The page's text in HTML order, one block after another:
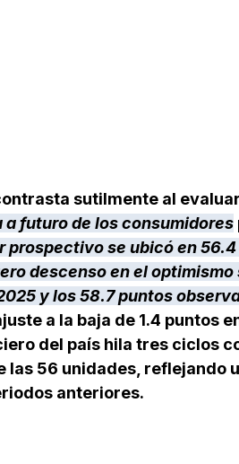
sutilmente al
futuro de los consumidores
prospectivo se ubicó en
descenso en el
y los 58.7 puntos
a la baja de 1.4 puntos
del país hila tres ciclos
las 56 unidades, reflejando
anteriores.